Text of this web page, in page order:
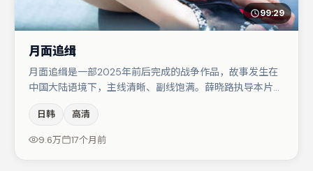
99:29
月面追缉
月面追缉是一部2025年前后完成的战争作品，故事发生在
中国大陆语境下，主线清晰、副线饱满。薛晓路执导本片，
当。主演阵容包括菅田将晖、咏梅、大鹏等，角色动机前后
呼应，适合喜欢抠台词与伏笔的观众。若你偏爱强类型与清
日韩 高清
9.6万 17个月前